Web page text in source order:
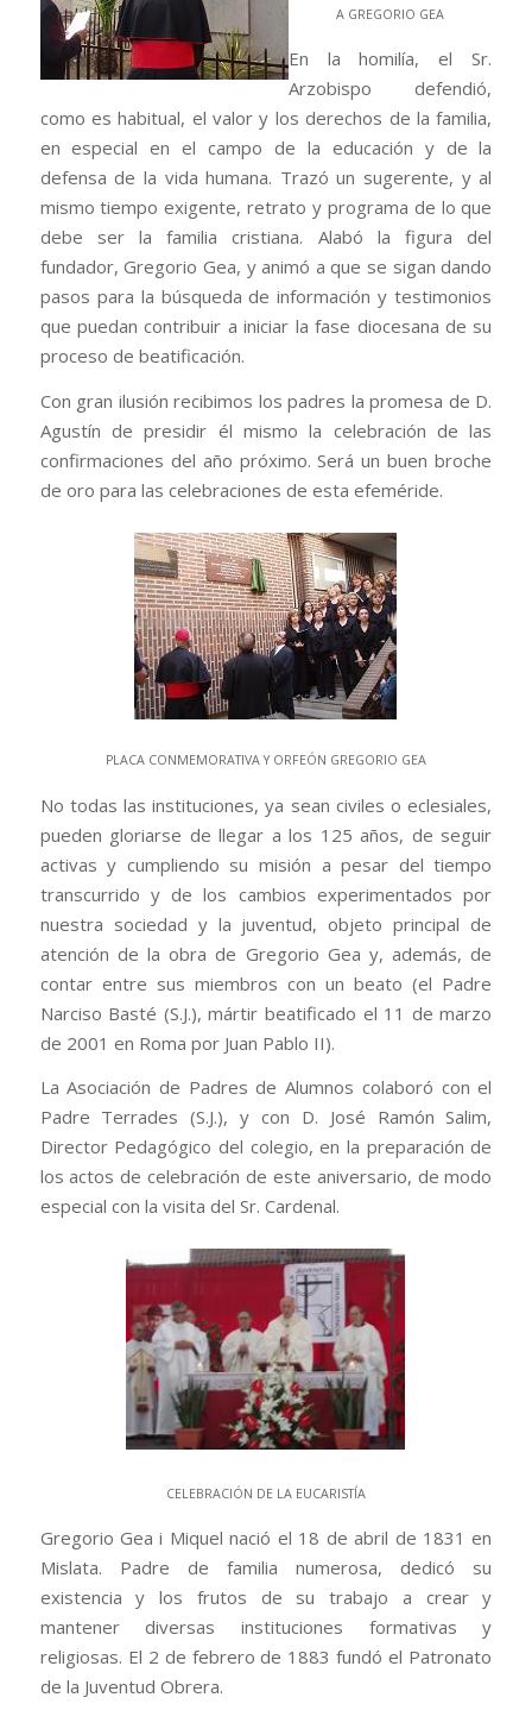
A GREGORIO GEA
En la homilía, el Sr.
Arzobispo defendió,
como es habitual, el valor y los derechos de la familia,
en especial en el campo de la educación y de la
defensa de la vida humana. Trazó un sugerente, y al
mismo tiempo exigente, retrato y programa de lo que
debe ser la familia cristiana. Alabó la figura del
fundador, Gregorio Gea, y animó a que se sigan dando
pasos para la búsqueda de información y testimonios
que puedan contribuir a iniciar la fase diocesana de su
proceso de beatificación.
Con gran ilusión recibimos los padres la promesa de D.
Agustín de presidir él mismo la celebración de las
confirmaciones del año próximo. Será un buen broche
de oro para las celebraciones de esta efeméride.
PLACA CONMEMORATIVA Y ORFEÓN GREGORIO GEA
No todas las instituciones, ya sean civiles o eclesiales,
pueden gloriarse de llegar a los 125 años, de seguir
activas y cumpliendo su misión a pesar del tiempo
transcurrido y de los cambios experimentados por
nuestra sociedad y la juventud, objeto principal de
atención de la obra de Gregorio Gea y, además, de
contar entre sus miembros con un beato (el Padre
Narciso Basté (S.J.), mártir beatificado el 11 de marzo
de 2001 en Roma por Juan Pablo II).
La Asociación de Padres de Alumnos colaboró con el
Padre Terrades (S.J.), y con D. José Ramón Salim,
Director Pedagógico del colegio, en la preparación de
los actos de celebración de este aniversario, de modo
especial con la visita del Sr. Cardenal.
CELEBRACIÓN DE LA EUCARISTÍA
Gregorio Gea i Miquel nació el 18 de abril de 1831 en
Mislata. Padre de familia numerosa, dedicó su
existencia y los frutos de su trabajo a crear y
mantener diversas instituciones formativas y
religiosas. El 2 de febrero de 1883 fundó el Patronato
de la Juventud Obrera.